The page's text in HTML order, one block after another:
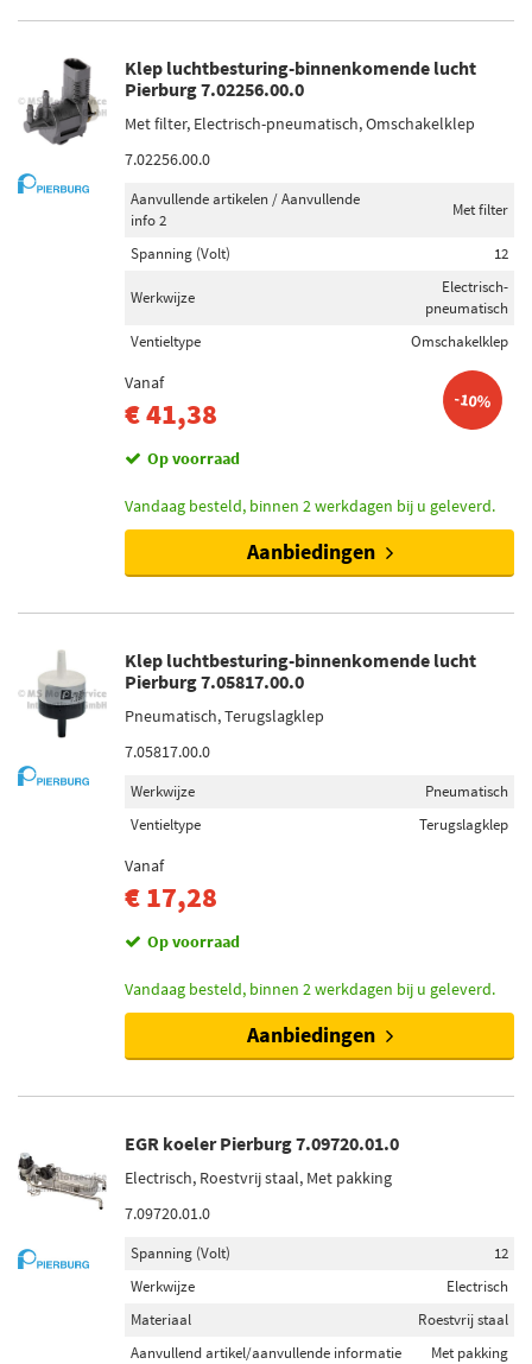
Klep luchtbesturing-binnenkomende lucht
Pierburg 7.02256.00.0
Met filter, Electrisch-pneumatisch, Omschakelklep
7.02256.00.0
Aanvullende artikelen / Aanvullende
info 2
Met filter
Spanning (Volt) 12
Werkwijze
Electrisch-
pneumatisch
Ventieltype
Omschakelklep
Vanaf
€ 41,38 -10%
Op voorraad
Vandaag besteld, binnen 2 werkdagen bij u geleverd.
Aanbiedingen
Klep luchtbesturing-binnenkomende lucht
Pierburg 7.05817.00.0
Pneumatisch, Terugslagklep
7.05817.00.0
Werkwijze
Pneumatisch
Ventieltype
Terugslagklep
Vanaf
€ 17,28
Op voorraad
Vandaag besteld, binnen 2 werkdagen bij u geleverd.
Aanbiedingen
EGR koeler Pierburg 7.09720.01.0
Electrisch, Roestvrij staal, Met pakking
7.09720.01.0
Spanning (Volt)
12
Werkwijze
Electrisch
Materiaal
Roestvrij staal
Aanvullend artikel/aanvullende informatie
Met pakking